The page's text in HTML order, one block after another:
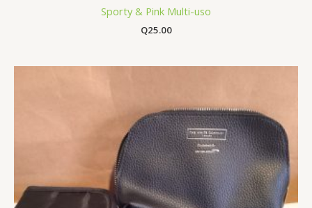
Sporty & Pink Multi-uso
Q25.00